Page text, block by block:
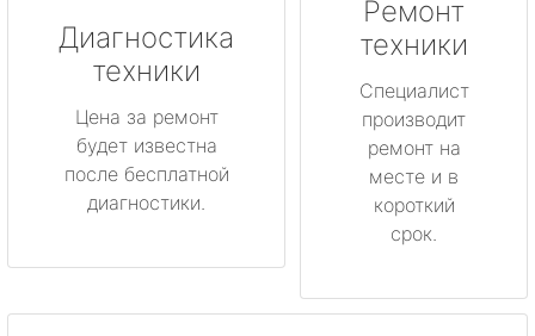
Диагностика
техники
Цена за ремонт
будет известна
после бесплатной
диагностики.
Ремонт
техники
Специалист
производит
ремонт на
месте и в
короткий
срок.